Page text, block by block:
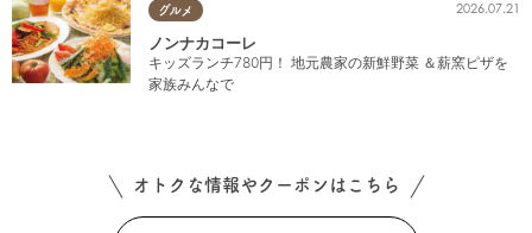
グルメ 2026.07.21
ノンナカコーレ
キッズランチ780円！ 地元農家の新鮮野菜 ＆薪窯ピザを
家族みんなで
オトクな情報やクーポンはこちら